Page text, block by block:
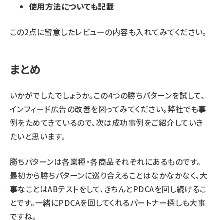
使用方法についても記載
この2点に留意したレビューの内容も入れてみてください。
まとめ
いかがでしたでしょうか。この4つの勝ちパターンを試して、
インフィード広告の改善を図ってみてください。弊社でも事
例をためてきているので、次は成功事例をご紹介していき
たいと思います。
勝ちパターンは各業種・各商品それぞれにあるものです。
最初から勝ちパターンに巡り合えることはなかなかなく、大
事なことはABテストをして、きちんとPDCAを回し続けるこ
とです。一緒にPDCAを回してくれるパートナー探しも大事
ですね。